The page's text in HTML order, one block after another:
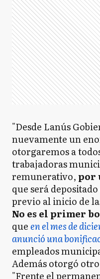
"Desde Lanús
nuevamente un
otorgaremos a
trabajadoras
remunerativo, por
que será
previo al inicio de
No es el primer
queen el mes de
anunció una
empleados
Además otorgó
"Frente el